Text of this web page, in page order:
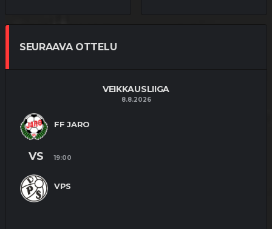
SEURAAVA OTTELU
VEIKKAUSLIIGA
8.8.2026
FF JARO
VPS
VS 19:00